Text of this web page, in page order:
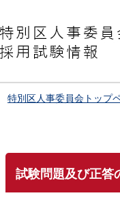
会採用試験情報
特別区人事委員会トップ
試験問題及び正答